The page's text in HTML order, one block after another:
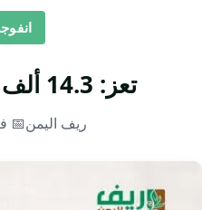
قصص نجاح
ثقافة
محميات
تحديات
تعز: 14.3 ألف إصابة بالملاريا
ريف اليمن📅